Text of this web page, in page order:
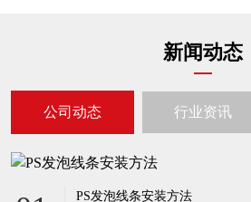
新闻动态
公司动态 行业资讯
PS发泡线条安装方法